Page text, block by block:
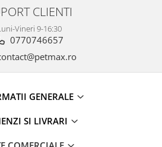
CLIENTI
Vineri 9-16:30
0770746657
GENERALE
SI LIVRARI